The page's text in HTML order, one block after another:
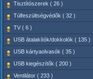
Tisztítószerek ( 26 )
Túlfeszültségvédők ( 32 )
TV ( 6 )
USB átalakítók/dokkolók ( 135 )
USB kártyaolvasók ( 35 )
USB kiegészítők ( 200 )
Ventilátor ( 233 )